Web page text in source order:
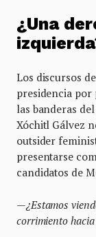
¿Una
Los discursos
presidencia por
las banderas
Xóchitl Gálvez
outsider
presentarse
candidatos de
—¿Estamos
corrimiento